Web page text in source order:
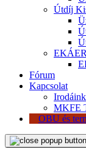
Útdíj
Fórum
Kapcsolat
MKFE
OBU és